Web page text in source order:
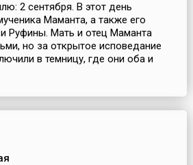
2 сентября. В этот день
Маманта, а также его
Руфины. Мать и отец Маманта
но за открытое исповедание
в темницу, где они оба и